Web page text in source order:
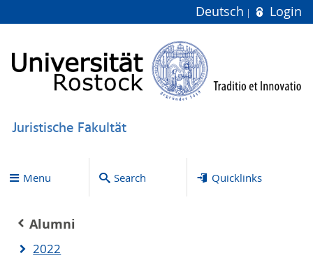
Deutsch Login
Juristische Fakultät
Menu Search Quicklinks
Alumni
2022